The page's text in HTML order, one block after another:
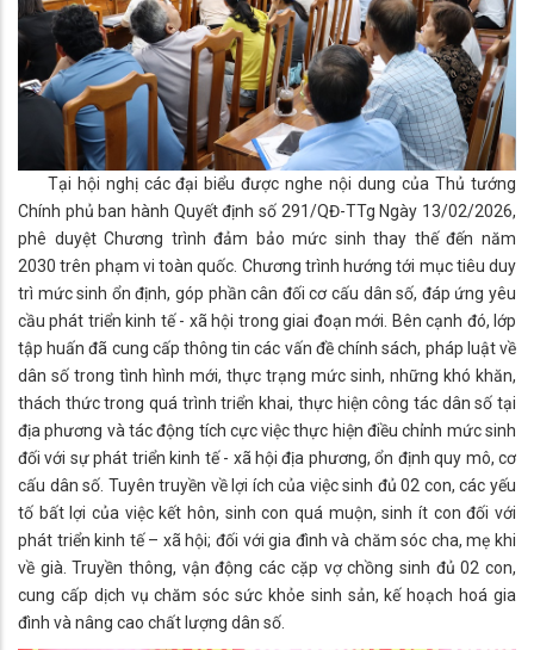
Tại hội nghị các đại biểu được nghe nội dung của Thủ tướng
Chính phủ ban hành Quyết định số 291/QĐ-TTg Ngày 13/02/2026,
phê duyệt Chương trình đảm bảo mức sinh thay thế đến năm
2030 trên phạm vi toàn quốc. Chương trình hướng tới mục tiêu duy
trì mức sinh ổn định, góp phần cân đối cơ cấu dân số, đáp ứng yêu
cầu phát triển kinh tế - xã hội trong giai đoạn mới. Bên cạnh đó, lớp
tập huấn đã cung cấp thông tin các vấn đề chính sách, pháp luật về
dân số trong tình hình mới, thực trạng mức sinh, những khó khăn,
thách thức trong quá trình triển khai, thực hiện công tác dân số tại
địa phương và tác động tích cực việc thực hiện điều chỉnh mức sinh
đối với sự phát triển kinh tế - xã hội địa phương, ổn định quy mô, cơ
cấu dân số. Tuyên truyền về lợi ích của việc sinh đủ 02 con, các yếu
tố bất lợi của việc kết hôn, sinh con quá muộn, sinh ít con đối với
phát triển kinh tế – xã hội; đối với gia đình và chăm sóc cha, mẹ khi
về già. Truyền thông, vận động các cặp vợ chồng sinh đủ 02 con,
cung cấp dịch vụ chăm sóc sức khỏe sinh sản, kế hoạch hoá gia
đình và nâng cao chất lượng dân số.